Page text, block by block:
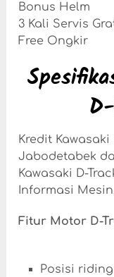
Bonus Helm
3 Kali Servis
Free Ongkir
Kredit Kawasaki
Jabodetabek
Kawasaki D-
Informasi
Fitur Motor D-
Posisi